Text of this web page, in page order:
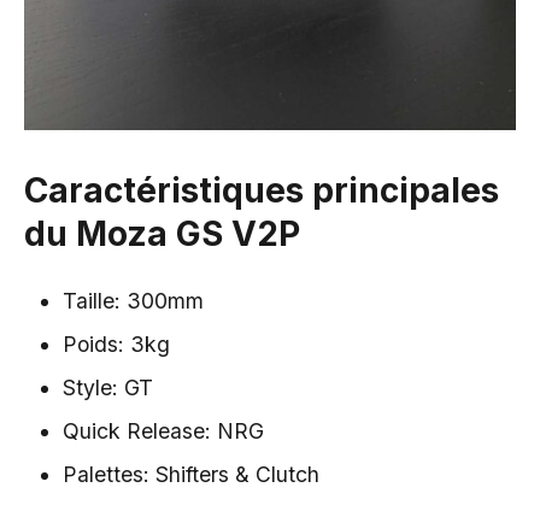
Caractéristiques principales
du Moza GS V2P
Taille: 300mm
Poids: 3kg
Style: GT
Quick Release: NRG
Palettes: Shifters & Clutch